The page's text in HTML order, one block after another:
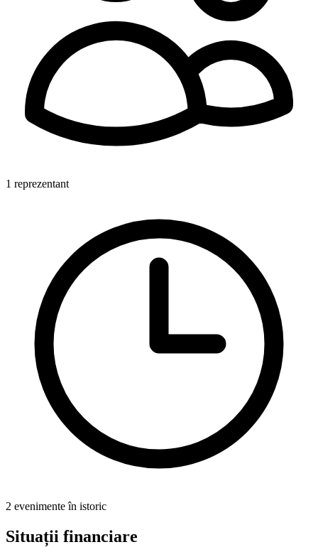
1 reprezentant
2 evenimente în istoric
Situații financiare